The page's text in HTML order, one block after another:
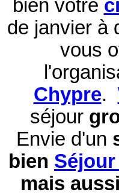
bien votre
de janvier à
vous
Chypre.
séjour
Envie d'un
bien
mais